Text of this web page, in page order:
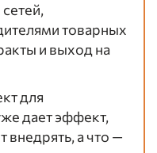
товарных
и выход на
для
дает эффект,
внедрять, а что —